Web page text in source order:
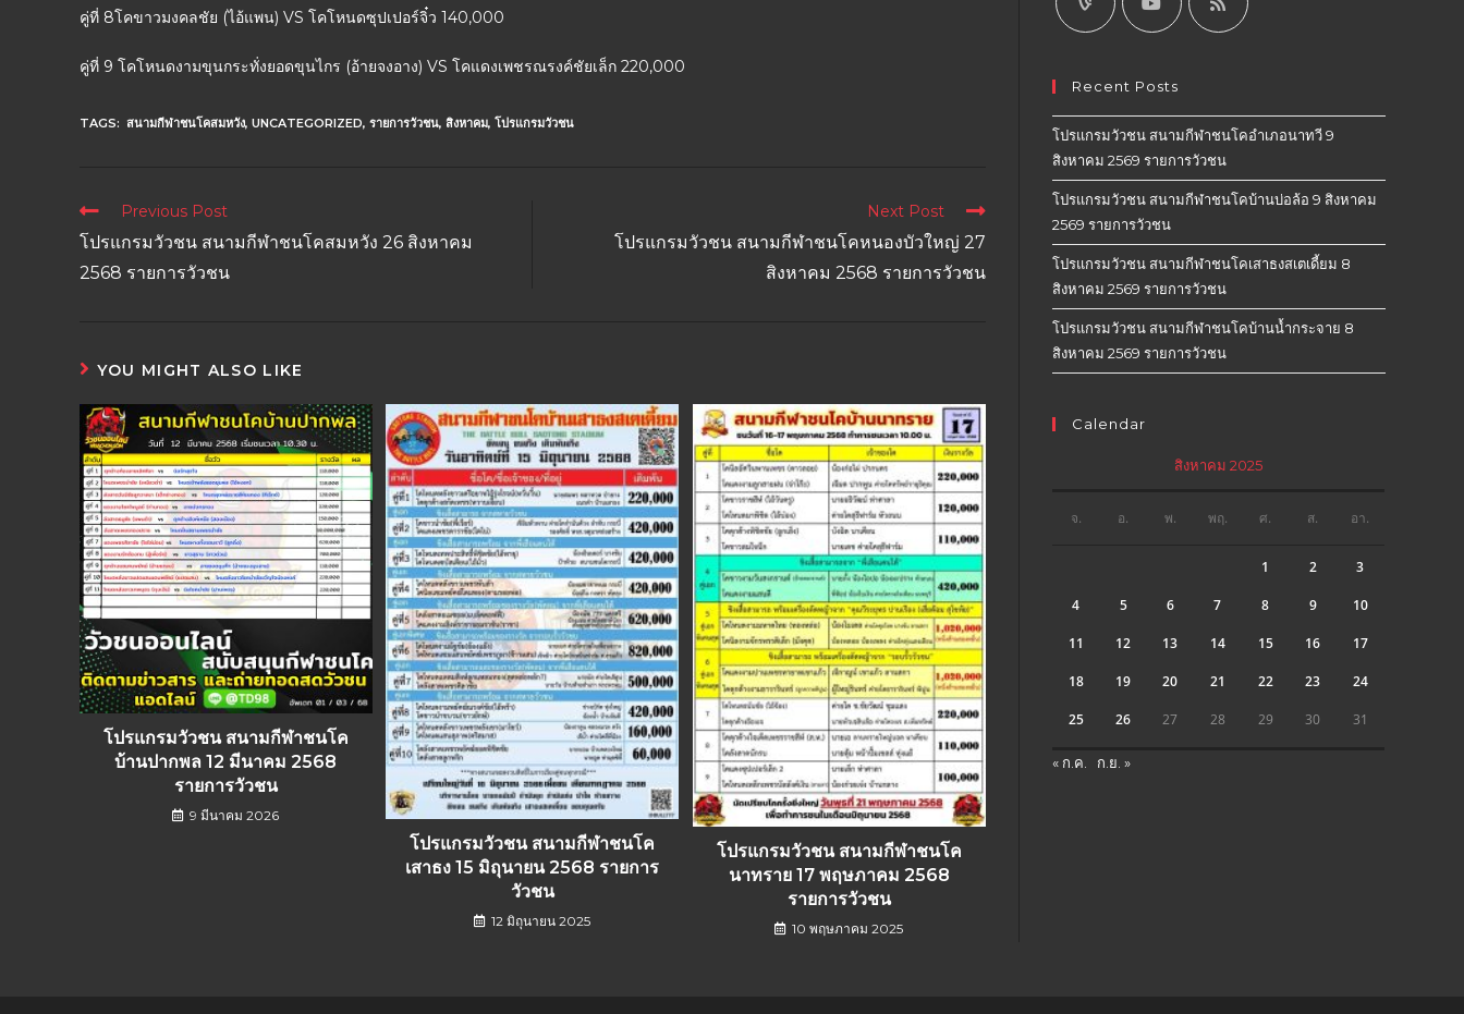
คู่ที่ 8โคขาวมงคลชัย (ไอ้แพน) VS โคโหนดซุปเปอร์จิ๋ว 140,000
คู่ที่ 9 โคโหนดงามขุนกระทั่งยอดขุนไกร (อ้ายจงอาง) VS โคแดงเพชรณรงค์ชัยเล็ก 220,000
TAGS: สนามกีฬาชนโคสมหวัง, UNCATEGORIZED, รายการวัวชน, สิงหาคม, โปรแกรมวัวชน
Previous Post
โปรแกรมวัวชน สนามกีฬาชนโคสมหวัง 26 สิงหาคม
2568 รายการวัวชน
Next Post
โปรแกรมวัวชน สนามกีฬาชนโคหนองบัวใหญ่ 27
สิงหาคม 2568 รายการวัวชน
YOU MIGHT ALSO LIKE
โปรแกรมวัวชน สนามกีฬาชนโค
บ้านปากพล 12 มีนาคม 2568
รายการวัวชน
9 มีนาคม 2026
โปรแกรมวัวชน สนามกีฬาชนโค
เสาธง 15 มิถุนายน 2568 รายการ
วัวชน
12 มิถุนายน 2025
โปรแกรมวัวชน สนามกีฬาชนโค
นาทราย 17 พฤษภาคม 2568
รายการวัวชน
10 พฤษภาคม 2025
Recent Posts
โปรแกรมวัวชน สนามกีฬาชนโคอำเภอนาทวี 9
สิงหาคม 2569 รายการวัวชน
โปรแกรมวัวชน สนามกีฬาชนโคบ้านบ่อล้อ 9 สิงหาคม
2569 รายการวัวชน
โปรแกรมวัวชน สนามกีฬาชนโคเสาธงสเตเดี้ยม 8
สิงหาคม 2569 รายการวัวชน
โปรแกรมวัวชน สนามกีฬาชนโคบ้านน้ำกระจาย 8
สิงหาคม 2569 รายการวัวชน
Calendar
สิงหาคม 2025
จ. อ. พ. พฤ. ศ. ส. อา.
1 2 3
4 5 6 7 8 9 10
11 12 13 14 15 16 17
18 19 20 21 22 23 24
25 26 27 28 29 30 31
« ก.ค. ก.ย. »